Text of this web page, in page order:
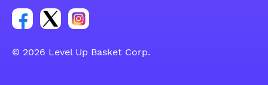
Enlace para el grupo social de la cuenta de Facebook
Enlace para el grupo social de la cuenta de
Enlace para el grupo social de la cuenta
© 2026 Level Up Basket Corp.